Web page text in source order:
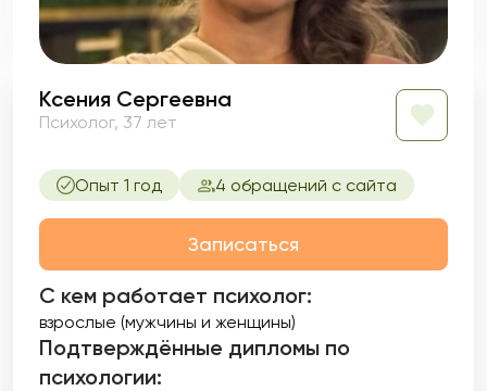
Ксения Сергеевна
Психолог, 37 лет
Опыт 1 год 4 обращений с сайта
Записаться
С кем работает психолог:
взрослые (мужчины и женщины)
Подтверждённые дипломы по
психологии: